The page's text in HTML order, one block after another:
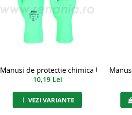
Manusi de protectie chimica Ultranitril
10,19 Lei
VEZI VARIANTE